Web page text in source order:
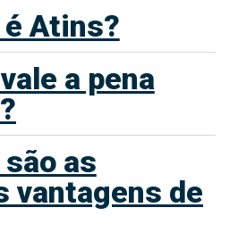
é Atins?
a pena
as
vantagens de